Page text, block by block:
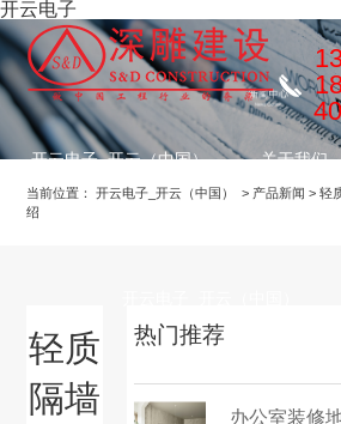
开云电子
开云电子_开云（中国） 关于我们
当前位置： 开云电子_开云（中国） > 产品新闻 >轻
绍
轻质
隔墙
热门推荐
办公室装修